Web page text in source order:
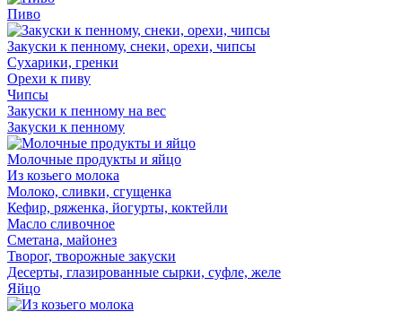
Пиво
Закуски к пенному, снеки, орехи, чипсы
Сухарики, гренки
Орехи к пиву
Чипсы
Закуски к пенному на вес
Закуски к пенному
Молочные продукты и яйцо
Из козьего молока
Молоко, сливки, сгущенка
Кефир, ряженка, йогурты, коктейли
Масло сливочное
Сметана, майонез
Творог, творожные закуски
Десерты, глазированные сырки, суфле, желе
Яйцо